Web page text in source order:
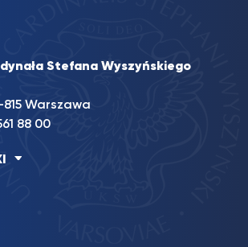
Stefana Wyszyńskiego
Warszawa
88 00